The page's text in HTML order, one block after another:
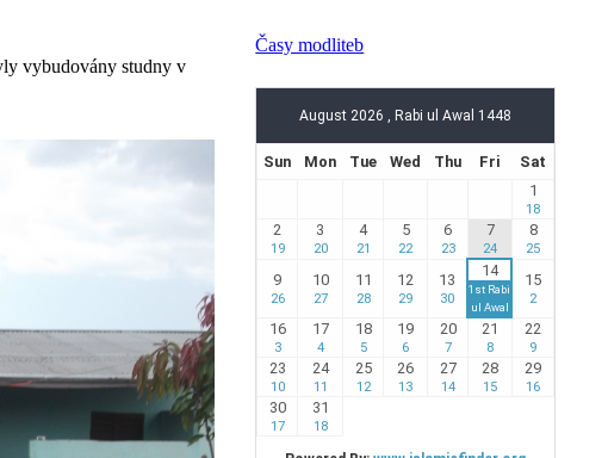
vybudovány studny v
Časy modliteb